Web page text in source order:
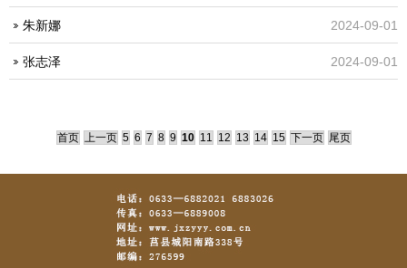
朱新娜 2024-09-01
张志泽 2024-09-01
首页 上一页 5 6 7 8 9 10 11 12 13 14 15 下一页 尾页